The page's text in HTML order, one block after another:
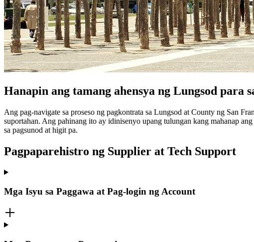
Hanapin ang tamang ahensya ng Lungsod para
Ang pag-navigate sa proseso ng pagkontrata sa Lungsod at County ng San
suportahan. Ang pahinang ito ay idinisenyo upang tulungan kang mahanap
sa pagsunod at higit pa.
Pagpaparehistro ng Supplier at Tech Support
Mga Isyu sa Paggawa at Pag-login ng Account